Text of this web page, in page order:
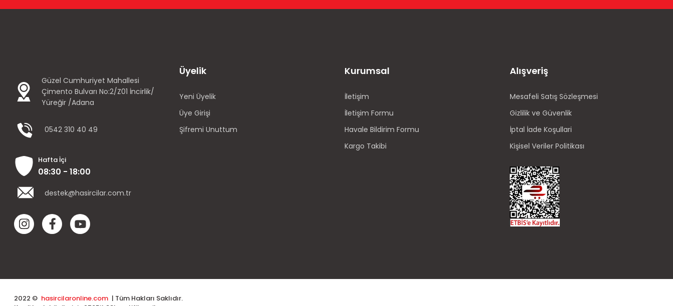
Güzel Cumhuriyet Mahallesi
Çimento Bulvarı No:2/Z01 İncirlik/
Yüreğir /Adana
0542 310 40 49
Hafta İçi
08:30 - 18:00
destek@hasircilar.com.tr
Üyelik
Yeni Üyelik
Üye Girişi
Şifremi Unuttum
Kurumsal
İletişim
İletişim Formu
Havale Bildirim Formu
Kargo Takibi
Alışveriş
Mesafeli Satış Sözleşmesi
Gizlilik ve Güvenlik
İptal İade Koşullari
Kişisel Veriler Politikası
2022 © hasircilaronline.com | Tüm Hakları Saklıdır.